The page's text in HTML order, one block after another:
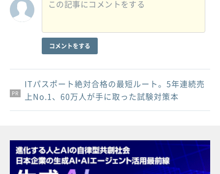
コメントをする
PR
PR
PR
ITパスポート絶対合格の最短ルート。5年連続売
上No.1、60万人が手に取った試験対策本